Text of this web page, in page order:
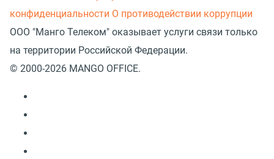
конфиденциальности О противодействии коррупции
ООО "Манго Телеком" оказывает услуги связи только
на территории Российской Федерации.
© 2000-2026 MANGO OFFICE.